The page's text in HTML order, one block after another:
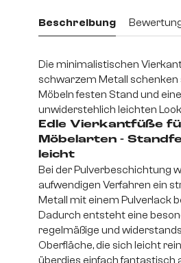
Beschreibung
Die minimalistischen
schwarzem Metall schenken
Möbeln festen Stand und
unwiderstehlich leichten
Edle Vierkantfüße für
Möbelarten -
leicht
Bei der Pulverbeschichtung
aufwendigen Verfahren ein
Metall mit einem Pulverlack
Dadurch entsteht eine
regelmäßige und
Oberfläche, die sich leicht
überdies einfach fantastisch